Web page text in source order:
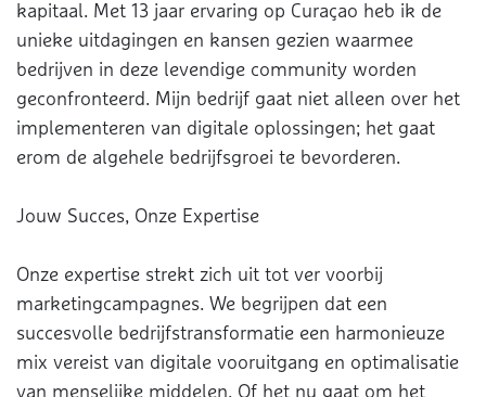
kapitaal. Met 13 jaar ervaring op Curaçao heb ik de
unieke uitdagingen en kansen gezien waarmee
bedrijven in deze levendige community worden
geconfronteerd. Mijn bedrijf gaat niet alleen over het
implementeren van digitale oplossingen; het gaat
erom de algehele bedrijfsgroei te bevorderen.
Jouw Succes, Onze Expertise
Onze expertise strekt zich uit tot ver voorbij
marketingcampagnes. We begrijpen dat een
succesvolle bedrijfstransformatie een harmonieuze
mix vereist van digitale vooruitgang en optimalisatie
van menselijke middelen. Of het nu gaat om het